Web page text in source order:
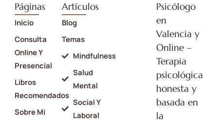
Páginas
Inicio
Consulta
Online Y
Presencial
Libros
Recomendados
Sobre Mi
Artículos
Blog
Temas
Mindfulness
Salud
Mental
Social Y
Laboral
Psicólogo
en
Valencia y
Online –
Terapia
psicológica
honesta y
basada en
la